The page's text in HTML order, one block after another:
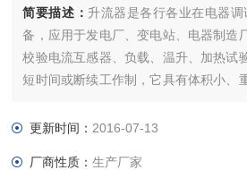
简要描述： 升流器是各行各业在电器
备，应用于发电厂、变电站、电器制造
校验电流互感器、负载、温升、加热试
短时间或断续工作制，它具有体积小、
续工作时，通电时间应小于25分钟，
更新时间： 2016-07-13
厂商性质：生产厂家